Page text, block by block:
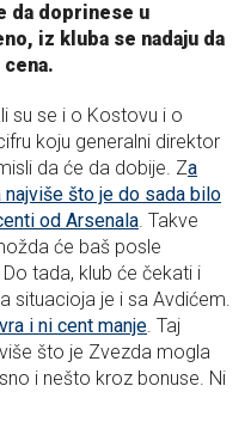
da doprinese u
iz kluba se nadaju da
su se i o Kostovu i o
koju generalni direktor
da će da dobije. Za
najviše što je do sada bilo
od Arsenala. Takve
će baš posle
tada, klub će čekati i
situacioja je i sa Avdićem.
i ni cent manje. Taj
što je Zvezda mogla
i nešto kroz bonuse. Ni